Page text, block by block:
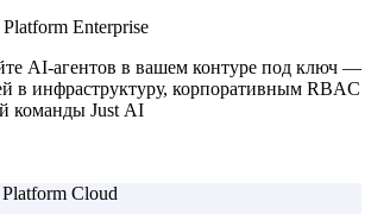
Enterprise
AI-агентов в вашем контуре под ключ —
в инфраструктуру, корпоративным RBAC
команды Just AI
Cloud